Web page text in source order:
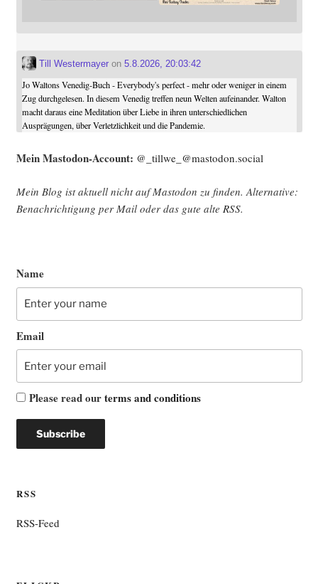
Till Westermayeron 5.8.2026, 20:03:42
Jo Waltons Venedig-Buch - Everybody's perfect - mehr oder weniger in einem
Zug durchgelesen. In diesem Venedig treffen neun Welten aufeinander. Walton
macht daraus eine Meditation über Liebe in ihren unterschiedlichen
Ausprägungen, über Verletzlichkeit und die Pandemie.
Mein Mast­o­don-Account: @_tillwe_@mastodon.social
Mein Blog ist aktu­ell nicht auf Mast­o­don zu fin­den. Alter­na­ti­ve:
Benach­rich­ti­gung per Mail oder das gute alte RSS.
Name
Email
Please read ourterms and conditions
RSS
RSS-Feed